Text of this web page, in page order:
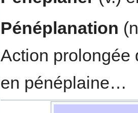
Pénéplanation
Action prolongée
en pénéplaine…